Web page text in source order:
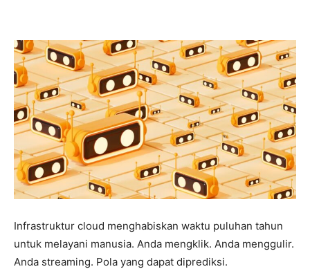
Infrastruktur cloud menghabiskan waktu puluhan tahun
untuk melayani manusia. Anda mengklik. Anda menggulir.
Anda streaming. Pola yang dapat diprediksi.